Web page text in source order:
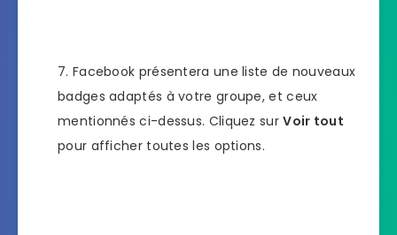
Facebook présentera une liste de nouveaux
badges adaptés à votre groupe, et ceux
mentionnés ci-dessus. Cliquez surVoir tout
pour afficher toutes les options.